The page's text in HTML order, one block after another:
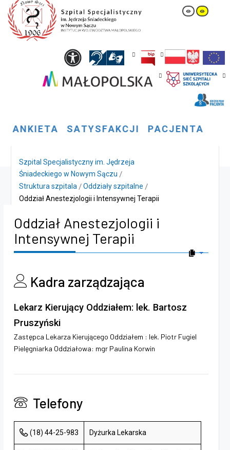
ANKIETA SATYSFAKCJI PACJENTA
Szpital Specjalistyczny im. Jędrzeja
Śniadeckiego w Nowym Sączu
Struktura szpitala
Oddziały szpitalne
Oddział Anestezjologii i Intensywnej Terapii
Oddział Anestezjologii i
Intensywnej Terapii
Kadra zarządzająca
Lekarz Kierujący Oddziałem: lek. Bartosz
Pruszyński
Zastępca Lekarza Kierującego Oddziałem : lek. Piotr Fugiel
Pielęgniarka Oddziałowa: mgr Paulina Korwin
Telefony
(18) 44-25-983 Dyżurka Lekarska